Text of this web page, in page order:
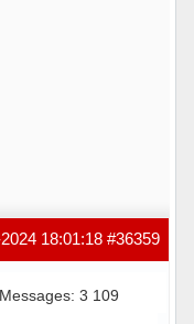
#36359
18:01:18
Messages: 3 109